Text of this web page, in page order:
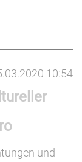
10:54
und